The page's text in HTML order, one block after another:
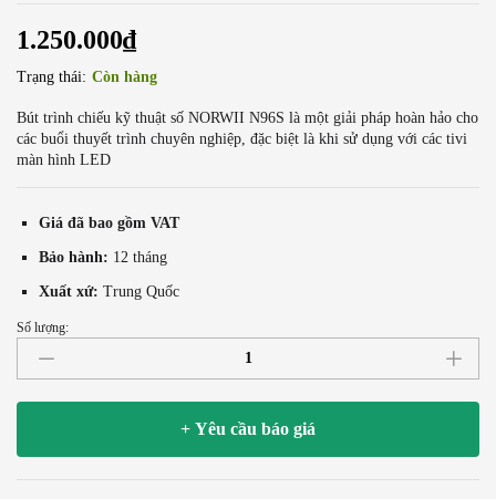
1.250.000₫
Trạng thái: Còn hàng
Bút trình chiếu kỹ thuật số NORWII N96S là một giải pháp hoàn hảo cho
các buổi thuyết trình chuyên nghiệp, đặc biệt là khi sử dụng với các tivi
màn hình LED
Giá đã bao gồm VAT
Bảo hành: 12 tháng
Xuất xứ: Trung Quốc
Bút
trình
Số lượng:
+ Yêu cầu báo giá